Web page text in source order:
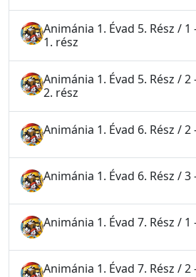
Animánia 1. Évad 5. Rész /
1. rész
Animánia 1. Évad 5. Rész /
2. rész
Animánia 1. Évad 6. Rész /
Animánia 1. Évad 6. Rész /
Animánia 1. Évad 7. Rész /
Animánia 1. Évad 7. Rész / 2